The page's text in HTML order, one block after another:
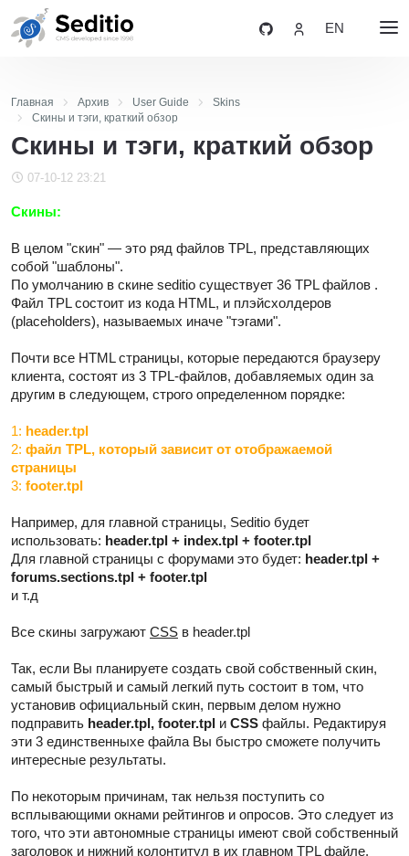
EN
Главная Архив User Guide
Skins
Скины и тэги, краткий обзор
Скины и тэги, краткий обзор
07-10-12 23:21
Скины:
В целом "скин" — это ряд файлов TPL, представляющих
собой "шаблоны".
По умолчанию в скине seditio существует 36 TPL файлов .
Файл TPL состоит из кода HTML, и плэйсхолдеров
(placeholders), называемых иначе "тэгами".
Почти все HTML страницы, которые передаются браузеру
клиента, состоят из 3 TPL-файлов, добавляемых один за
другим в следующем, строго определенном порядке:
1: header.tpl
2: файл TPL, который зависит от отображаемой
страницы
3: footer.tpl
Например, для главной страницы, Seditio будет
использовать: header.tpl + index.tpl + footer.tpl
Для главной страницы с форумами это будет: header.tpl +
forums.sections.tpl + footer.tpl
и т.д
Все скины загружают CSS в header.tpl
Так, если Вы планируете создать свой собственный скин,
самый быстрый и самый легкий путь состоит в том, что
установив официальный скин, первым делом нужно
подправить header.tpl, footer.tpl и CSS файлы. Редактируя
эти 3 единственныхе файла Вы быстро сможете получить
интересные результаты.
По некоторым причинам, так нельзя поступить со
всплывающими окнами рейтингов и опросов. Это следует из
того, что эти автономные страницы имеют свой собственный
заголовок и нижний колонтитул в их главном TPL файле.